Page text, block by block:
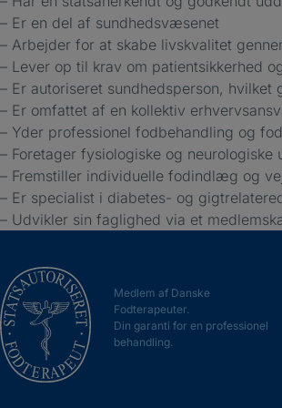
– Er en del af sundhedsvæsenet
– Arbejder for at skabe livskvalitet
– Lever op til krav om patientsikkerhed
– Er autoriseret sundhedsperson,
– Er omfattet af en kollektiv
– Yder professionel fodbehandling og
– Foretager fysiologiske og neurologiske
– Fremstiller individuelle fodindlæg og
– Er specialist i diabetes- og
– Udvikler sin faglighed via et
Medlem af Danske
Fodterapeuter.
Din garanti for en professionel
behandling.